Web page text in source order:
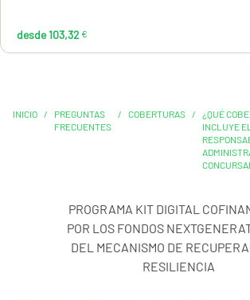
desde 103,32 €
INICIO /
PREGUNTAS
FRECUENTES
/ COBERTURAS /
¿QUÉ
INCLUYE
PROGRAMA KIT DIGITAL
POR LOS FONDOS
DEL MECANISMO DE
RESILIENCIA